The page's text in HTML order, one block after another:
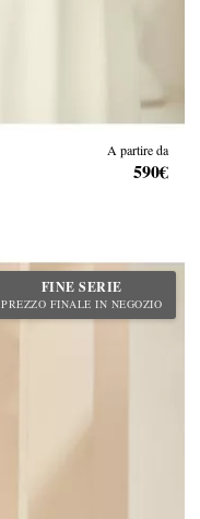
A partire da
590€
FINE SERIE
PREZZO FINALE IN NEGOZIO